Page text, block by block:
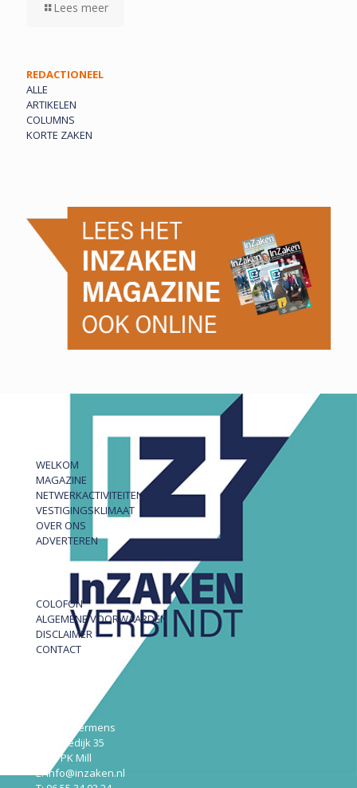
Lees meer
REDACTIONEEL
ALLE
ARTIKELEN
COLUMNS
KORTE ZAKEN
WELKOM
MAGAZINE
NETWERKACTIVITEITEN
VESTIGINGSKLIMAAT
OVER ONS
ADVERTEREN
COLOFON
ALGEMENE VOORWAARDEN
DISCLAIMER
CONTACT
Robert Hermens
Udensedijk 35
5451 PK Mill
E: info@inzaken.nl